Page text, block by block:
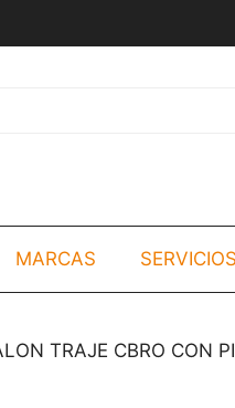
MARCAS SERVICIOS
TRAJE CBRO CON